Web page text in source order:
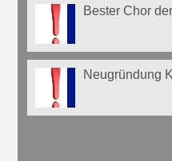
Bester Chor
Neugründung